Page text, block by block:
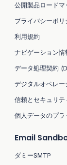
公開製品ロードマ
プライバシーポリ
利用規約
ナビゲーション情
データ処理契約
デジタルオペレ
信頼とセキュリテ
個人データのプラ
Email
ダミーSMTP